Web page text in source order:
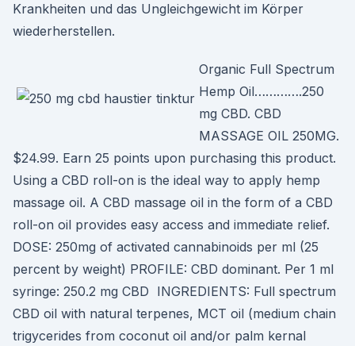
Krankheiten und das Ungleichgewicht im Körper
wiederherstellen.
Organic Full Spectrum
Hemp Oil………….250
mg CBD. CBD
MASSAGE OIL 250MG.
$24.99. Earn 25 points upon purchasing this product.
Using a CBD roll-on is the ideal way to apply hemp
massage oil. A CBD massage oil in the form of a CBD
roll-on oil provides easy access and immediate relief.
DOSE: 250mg of activated cannabinoids per ml (25
percent by weight) PROFILE: CBD dominant. Per 1 ml
syringe: 250.2 mg CBD INGREDIENTS: Full spectrum
CBD oil with natural terpenes, MCT oil (medium chain
trigycerides from coconut oil and/or palm kernal